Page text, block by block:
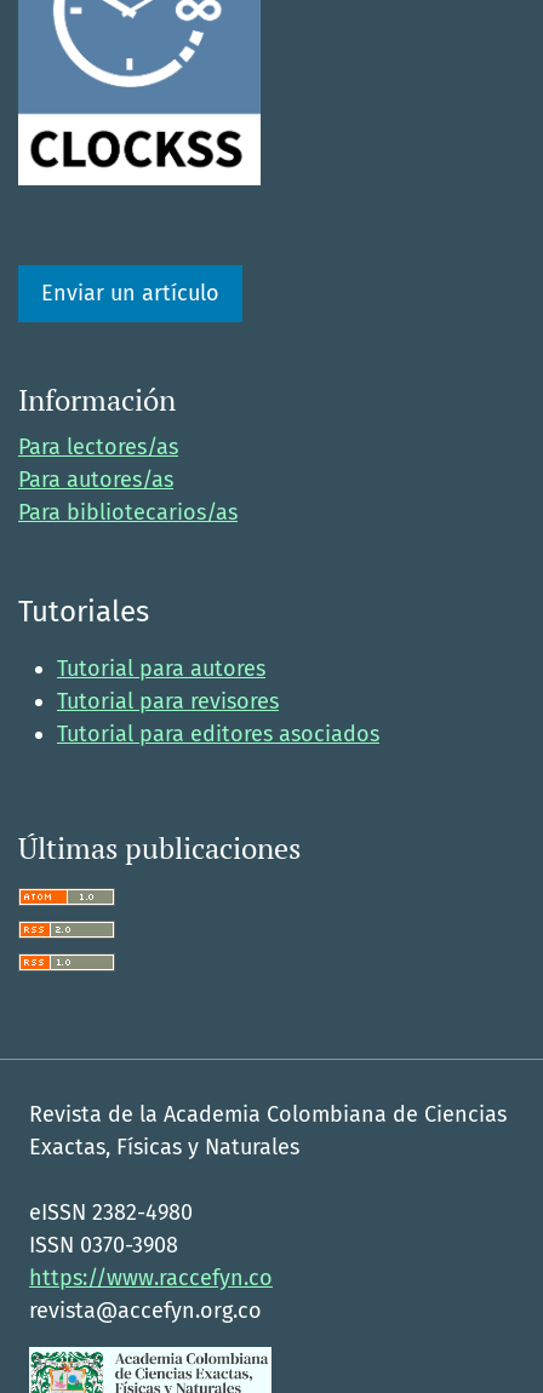
Enviar un artículo
Información
Para lectores/as
Para autores/as
Para bibliotecarios/as
Tutoriales
Tutorial para autores
Tutorial para revisores
Tutorial para editores asociados
Últimas publicaciones
Revista de la Academia Colombiana de Ciencias
Exactas, Físicas y Naturales
eISSN 2382-4980
ISSN 0370-3908
https://www.raccefyn.co
revista@accefyn.org.co